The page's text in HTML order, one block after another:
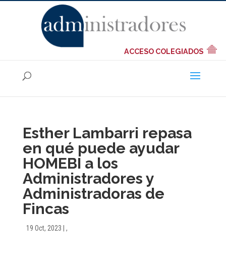
ACCESO COLEGIADOS
Esther Lambarri repasa
en qué puede ayudar
HOMEBI a los
Administradores y
Administradoras de
Fincas
19 Oct, 2023 ,